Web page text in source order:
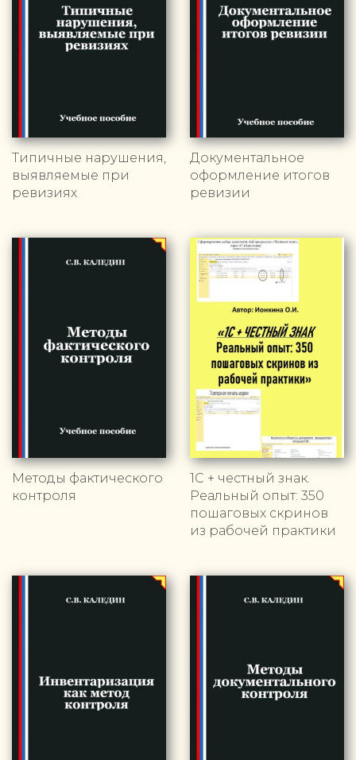
Типичные нарушения,
выявляемые при
ревизиях
Документальное
оформление итогов
ревизии
Методы фактического
контроля
1С + честный знак.
Реальный опыт: 350
пошаговых скринов
из рабочей практики